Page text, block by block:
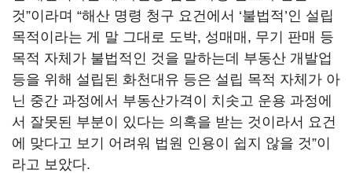
것”이라며 “해산 명령 청구 요건에서 ‘불법적’인 설립
목적이라는 게 말 그대로 도박, 성매매, 무기 판매 등
목적 자체가 불법적인 것을 말하는데 부동산 개발업
등을 위해 설립된 화천대유 등은 설립 목적 자체가 아
닌 중간 과정에서 부동산가격이 치솟고 운용 과정에
서 잘못된 부분이 있다는 의혹을 받는 것이라서 요건
에 맞다고 보기 어려워 법원 인용이 쉽지 않을 것”이
라고 보았다.